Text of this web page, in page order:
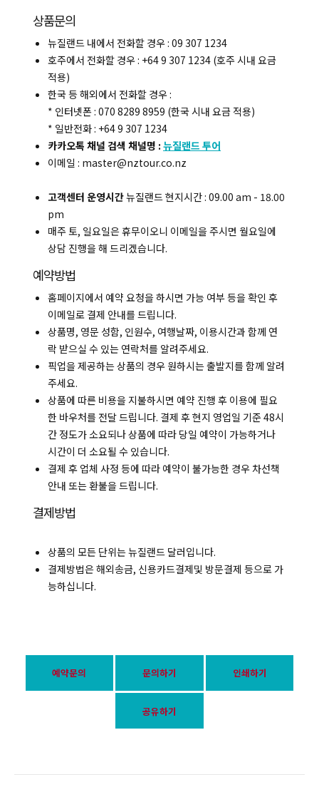
상품문의
뉴질랜드 내에서 전화할 경우 : 09 307 1234
호주에서 전화할 경우 : +64 9 307 1234 (호주 시내 요금
적용)
한국 등 해외에서 전화할 경우 :
* 인터넷폰 : 070 8289 8959 (한국 시내 요금 적용)
* 일반전화 : +64 9 307 1234
카카오톡 채널 검색 채널명 : 뉴질랜드 투어
이메일 : master@nztour.co.nz
고객센터 운영시간뉴질랜드 현지시간 : 09.00 am - 18.00
pm
매주 토, 일요일은 휴무이오니 이메일을 주시면 월요일에
상담 진행을 해 드리겠습니다.
예약방법
홈페이지에서 예약 요청을 하시면 가능 여부 등을 확인 후
이메일로 결제 안내를 드립니다.
상품명, 영문 성함, 인원수, 여행날짜, 이용시간과 함께 연
락 받으실 수 있는 연락처를 알려주세요.
픽업을 제공하는 상품의 경우 원하시는 출발지를 함께 알려
주세요.
상품에 따른 비용을 지불하시면 예약 진행 후 이용에 필요
한 바우처를 전달 드립니다. 결제 후 현지 영업일 기준 48시
간 정도가 소요되나 상품에 따라 당일 예약이 가능하거나
시간이 더 소요될 수 있습니다.
결제 후 업체 사정 등에 따라 예약이 불가능한 경우 차선책
안내 또는 환불을 드립니다.
결제방법
상품의 모든 단위는 뉴질랜드 달러입니다.
결제방법은 해외송금, 신용카드결제및 방문결제 등으로 가
능하십니다.
예약문의 문의하기 인쇄하기
공유하기
복사하기